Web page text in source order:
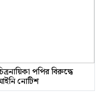
পপির বিরুদ্ধে
নোটিশ